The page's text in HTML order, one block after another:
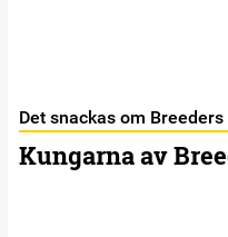
Det snackas om Breeders
Kungarna av